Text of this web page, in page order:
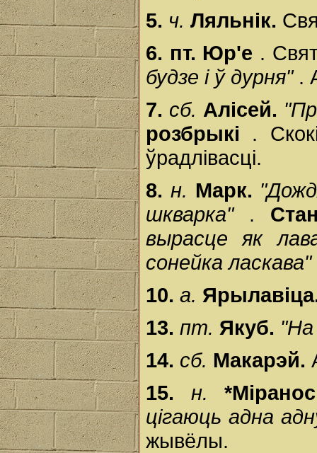
5. ч. Ляльнік.
6. пт. Юр'е .
будзе і ў дурня" .
7. сб. Алісей.
розбрыкі .
ўрадлівасці.
8. н. Марк.
шкварка" .
вырасце як
сонейка ласкава"
10. а.
13. пт. Якуб. "На
14. сб. Макарэй.
15. н.
цігаюць адна
жывёлы.